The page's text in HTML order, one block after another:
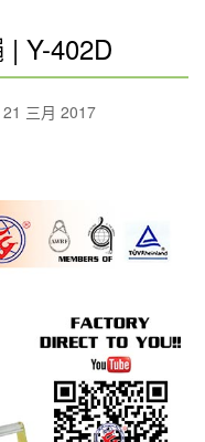
Y-402D
21 三月 2017